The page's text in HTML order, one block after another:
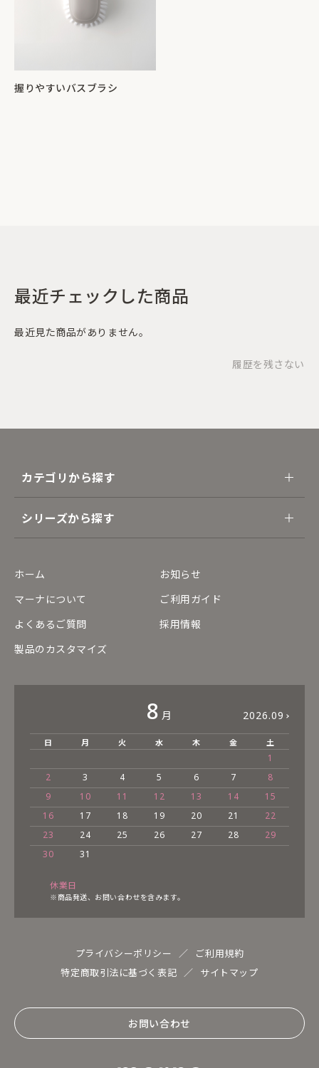
握りやすいバスブラシ
最近チェックした商品
最近見た商品がありません。
履歴を残さない
カテゴリから探す
シリーズから探す
ホーム
お知らせ
マーナについて
ご利用ガイド
よくあるご質問
採用情報
製品のカスタマイズ
8 月 2026.09
日 月 火 水 木 金 土
1
2
3 4 5 6 7
8
9
10 11 12 13 14
15
16
17 18 19 20 21
22
23
24 25 26 27 28
29
30
31
休業日
※商品発送、お問い合わせを含みます。
プライバシーポリシー
ご利用規約
特定商取引法に基づく表記
サイトマップ
お問い合わせ